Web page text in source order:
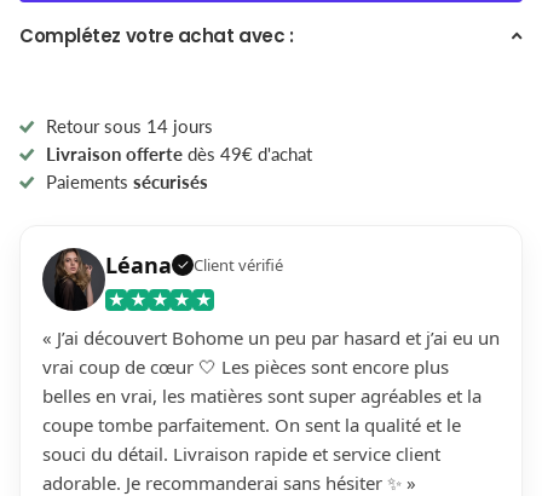
Complétez votre achat avec :
Retour sous 14 jours
Livraison offertedès 49€ d'achat
Paiements sécurisés
Léana ✓ Client vérifié
★ ★ ★ ★ ★
« J’ai découvert Bohome un peu par hasard et j’ai eu un
vrai coup de cœur 🤍 Les pièces sont encore plus
belles en vrai, les matières sont super agréables et la
coupe tombe parfaitement. On sent la qualité et le
souci du détail. Livraison rapide et service client
adorable. Je recommanderai sans hésiter ✨ »